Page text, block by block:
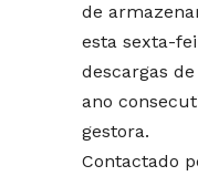
de
esta sexta-
descargas
ano
gestora.
Contactado